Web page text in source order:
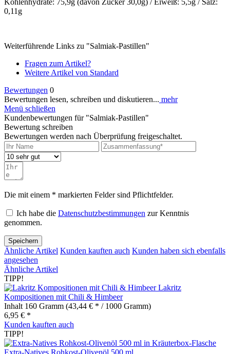
0,11g
Weiterführende Links zu "Salmiak-Pastillen"
Fragen zum Artikel?
Weitere Artikel von Standard
Bewertungen 0
Bewertungen lesen, schreiben und diskutieren... mehr
Menü schließen
Kundenbewertungen für "Salmiak-Pastillen"
Bewertung schreiben
Bewertungen werden nach Überprüfung freigeschaltet.
Die mit einem * markierten Felder sind Pflichtfelder.
Ich habe die Datenschutzbestimmungen zur Kenntnis
genommen.
Speichern
Ähnliche Artikel Kunden kauften auch Kunden haben sich ebenfalls
angesehen
Ähnliche Artikel
TIPP!
Lakritz
Kompositionen mit Chili & Himbeer
Inhalt 160 Gramm (43,44 € * / 1000 Gramm)
6,95 € *
Kunden kauften auch
TIPP!
Extra-Natives Rohkost-Olivenöl 500 ml